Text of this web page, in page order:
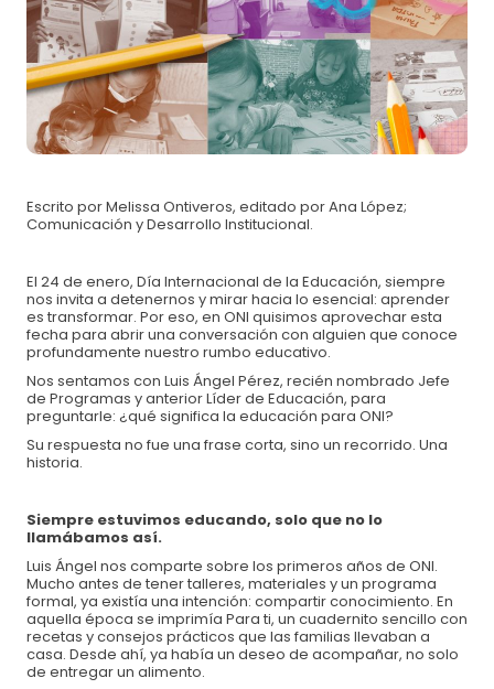
$600 MXN
nutritiva y educación nutricional de un infante.
$7,200 MXN Para apadrinar porUN AÑOa una niña o niño y
salvarlos de la desnutrición.
Tu donación salva de la desnutrición a las
Escrito por Melissa Ontiveros, editado por Ana López;
Comunicación y Desarrollo Institucional.
El 24 de enero, Día Internacional de la Educación, siempre
nos invita a detenernos y mirar hacia lo esencial: aprender
es transformar. Por eso, en ONI quisimos aprovechar esta
fecha para abrir una conversación con alguien que conoce
profundamente nuestro rumbo educativo.
Nos sentamos con Luis Ángel Pérez, recién nombrado Jefe
de Programas y anterior Líder de Educación, para
preguntarle: ¿qué significa la educación para ONI?
Su respuesta no fue una frase corta, sino un recorrido. Una
historia.
Siempre estuvimos educando, solo que no lo
llamábamos así.
Luis Ángel nos comparte sobre los primeros años de ONI.
Mucho antes de tener talleres, materiales y un programa
formal, ya existía una intención: compartir conocimiento. En
aquella época se imprimía Para ti, un cuadernito sencillo con
recetas y consejos prácticos que las familias llevaban a
casa. Desde ahí, ya había un deseo de acompañar, no solo
de entregar un alimento.